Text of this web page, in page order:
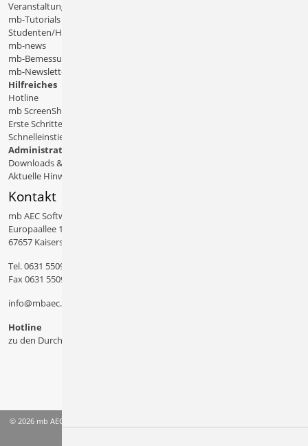
Veranstaltungen
mb-Tutorials
Studenten/Hochschule
mb-news
mb-Bemessungstafeln
mb-Newsletter
Hilfreiches
Hotline
mb ScreenShare
Erste Schritte
Schnelleinstiege & Doku
Administratives
Downloads & Patches
Aktuelle Hinweise
Kontakt
mb AEC Software GmbH
Europaallee 14
67657 Kaiserslautern
Tel.0631 550999 11
Fax 0631 550999 20
info@mbaec.de
Hotline
zu den Durchwahlen
© 2026 mb AEC Software GmbH